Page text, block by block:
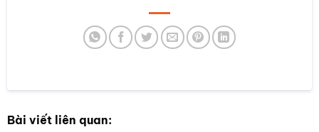
SUBMIT RATING
Bài viết liên quan: